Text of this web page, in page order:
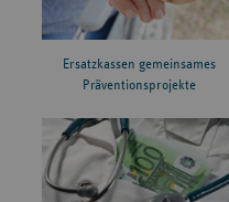
Ersatzkassen gemeinsames
Präventionsprojekte